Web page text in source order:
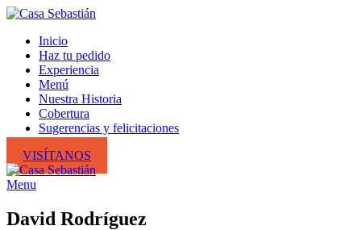
Inicio
Haz tu pedido
Experiencia
Menú
Nuestra Historia
Cobertura
Sugerencias y felicitaciones
VISÍTANOS
Menu
David Rodríguez